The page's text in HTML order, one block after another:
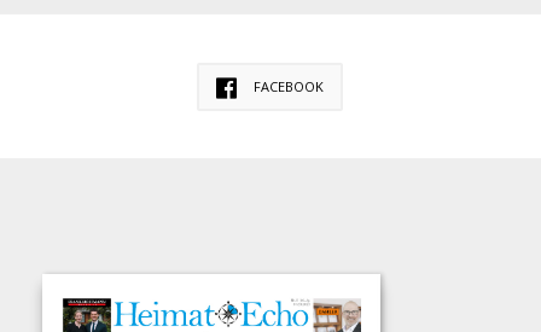
FACEBOOK